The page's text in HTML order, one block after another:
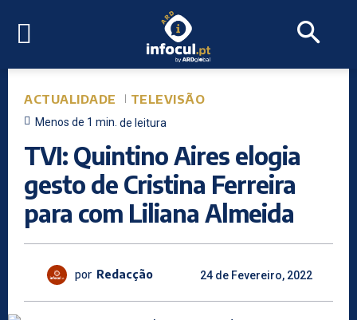
ACTUALIDADE TELEVISÃO
Menos de 1 min. de leitura
TVI: Quintino Aires elogia
gesto de Cristina Ferreira
para com Liliana Almeida
por Redacção 24 de Fevereiro, 2022